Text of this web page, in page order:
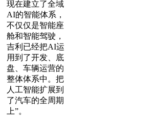
现在建立了全域
AI的智能体系，
不仅仅是智能座
舱和智能驾驶，
吉利已经把AI运
用到了开发、底
盘、车辆运营的
整体体系中。把
人工智能扩展到
了汽车的全周期
上”。